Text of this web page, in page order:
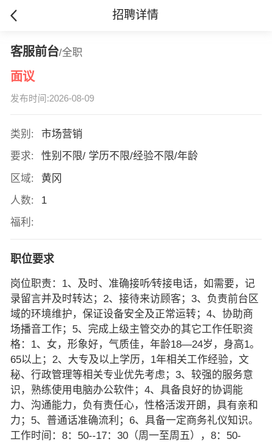
招聘详情
客服前台/全职
面议
发布时间:2026-08-09
类别:
市场营销
要求:
性别不限/ 学历不限/经验不限/年龄
区域:
黄冈
人数:
1
福利:
职位要求
岗位职责：1、及时、准确接听∕转接电话，如需要，记
录留言并及时转达；2、接待来访顾客；3、负责前台区
域的环境维护，保证设备安全及正常运转；4、协助商
场播音工作；5、完成上级主管交办的其它工作任职资
格：1、女，形象好，气质佳，年龄18—24岁，身高1。
65以上；2、大专及以上学历，1年相关工作经验，文
秘、行政管理等相关专业优先考虑；3、较强的服务意
识，熟练使用电脑办公软件；4、具备良好的协调能
力、沟通能力，负有责任心，性格活泼开朗，具有亲和
力；5、普通话准确流利；6、具备一定商务礼仪知识。
工作时间：8：50--17：30（周一至周五），8：50-